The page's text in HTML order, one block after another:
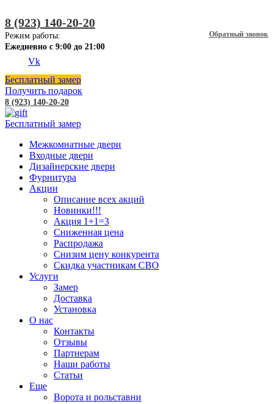
8 (923) 140-20-20
Обратный звонок
Режим работы:
Ежедневно с 9:00 до 21:00
Vk
Бесплатный замер
Получить подарок
8 (923) 140-20-20
Бесплатный замер
Межкомнатные двери
Входные двери
Дизайнерские двери
Фурнитура
Акции
Описание всех акций
Новинки!!!
Акция 1+1=3
Сниженная цена
Распродажа
Снизим цену конкурента
Скидка участникам СВО
Услуги
Замер
Доставка
Установка
О нас
Контакты
Отзывы
Партнерам
Наши работы
Статьи
Еще
Ворота и рольставни